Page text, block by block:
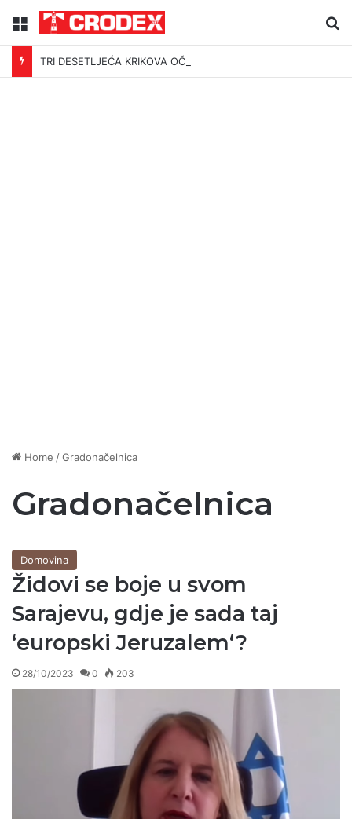
Menu
TRI DESETLJEĆA KRIKOVA OČAJNIKA
Home /Gradonačelnica
Gradonačelnica
Domovina
Židovi se boje u svom
Sarajevu, gdje je sada taj
‘europski Jeruzalem‘?
28/10/2023 0 203